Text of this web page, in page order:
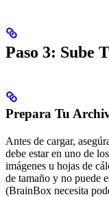
Paso 3: Sube
Prepara Tu
Antes de cargar,
debe estar en uno de los
imágenes u hojas de
de tamaño y no puede
(BrainBox necesita